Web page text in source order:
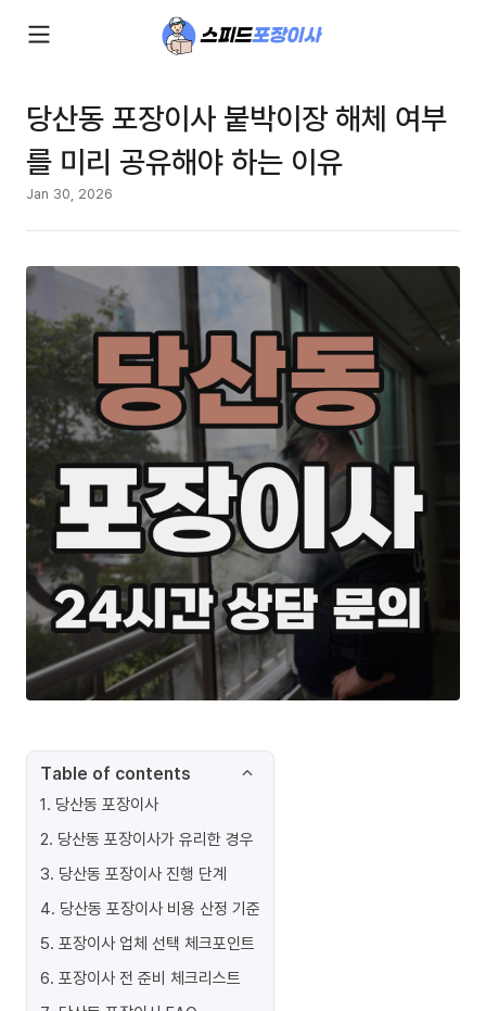
당산동 포장이사 붙박이장 해체 여부
를 미리 공유해야 하는 이유
Jan 30, 2026
Table of contents
1. 당산동 포장이사
2. 당산동 포장이사가 유리한 경우
3. 당산동 포장이사 진행 단계
4. 당산동 포장이사 비용 산정 기준
5. 포장이사 업체 선택 체크포인트
6. 포장이사 전 준비 체크리스트